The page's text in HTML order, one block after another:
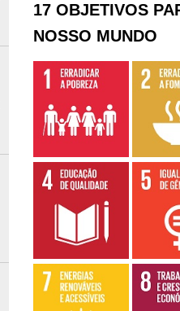
17 OBJETIVOS
NOSSO MUNDO